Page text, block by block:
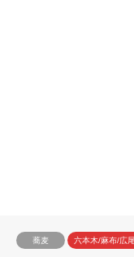
蕎麦 六本木/麻布/広